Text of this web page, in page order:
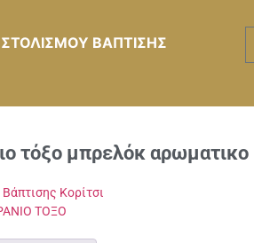
ΣΤΟΛΙΣΜΟΥ ΒΑΠΤΙΣΗΣ
τόξο μπρελόκ αρωματικο
Κορίτσι
ΤΟΞΟ